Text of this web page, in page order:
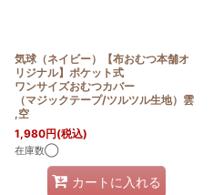
気球（ネイビー）【布おむつ本舗オ
リジナル】ポケット式
ワンサイズおむつカバー
（マジックテープ/ツルツル生地）雲
,空
1,980円(税込)
在庫数◯
カートに入れる